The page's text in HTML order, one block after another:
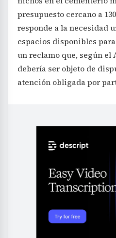
presupuesto cercano a
responde a la necesidad
espacios disponibles
un reclamo que, según el
debería ser objeto de
atención obligada por